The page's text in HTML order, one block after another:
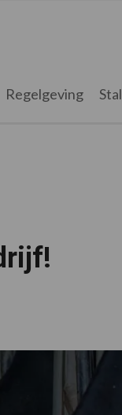
Regelgeving Stal